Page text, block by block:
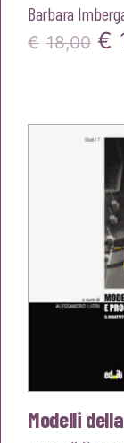
Barbara
€ 18,00 Il
€
Modelli